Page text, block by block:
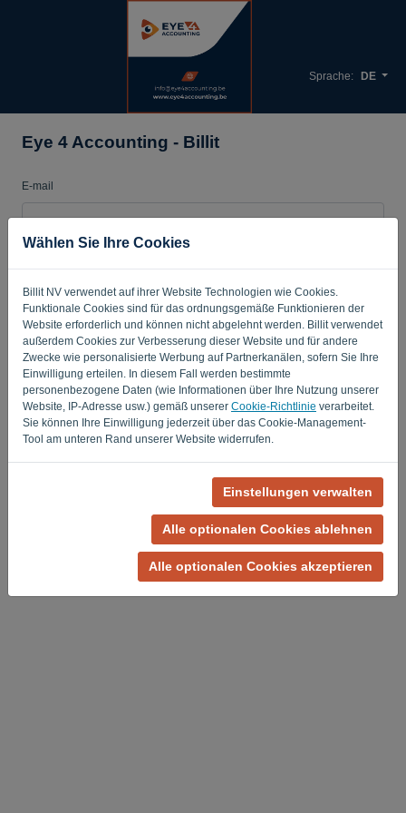
Wählen Sie Ihre Cookies
Billit NV verwendet auf ihrer Website Technologien wie Cookies.
Funktionale Cookies sind für das ordnungsgemäße Funktionieren der
Website erforderlich und können nicht abgelehnt werden. Billit verwendet
außerdem Cookies zur Verbesserung dieser Website und für andere
Zwecke wie personalisierte Werbung auf Partnerkanälen, sofern Sie Ihre
Einwilligung erteilen. In diesem Fall werden bestimmte
personenbezogene Daten (wie Informationen über Ihre Nutzung unserer
Website, IP-Adresse usw.) gemäß unserer Cookie-Richtlinie verarbeitet.
Sie können Ihre Einwilligung jederzeit über das Cookie-Management-
Tool am unteren Rand unserer Website widerrufen.
Einstellungen verwalten
Alle optionalen Cookies ablehnen
Alle optionalen Cookies akzeptieren
Sprache: DE
Eye 4 Accounting - Billit
E-mail
Passwort
Merken Passwort vergessen?
ANMELDEN
Allgemeine Geschäftsbedingungen